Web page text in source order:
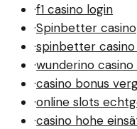
·f1 casino login
·Spinbetter casino
·spinbetter
·wunderino casino
·casino bonus
·online slots
·casino hohe